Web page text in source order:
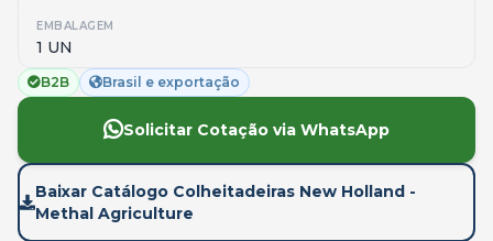
EMBALAGEM
1 UN
B2B Brasil e exportação
Solicitar Cotação via WhatsApp
Baixar Catálogo Colheitadeiras New Holland -
Methal Agriculture